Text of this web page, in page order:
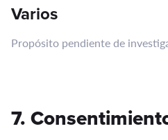
wordfence
Varios
Propósito pendiente de
service
7.